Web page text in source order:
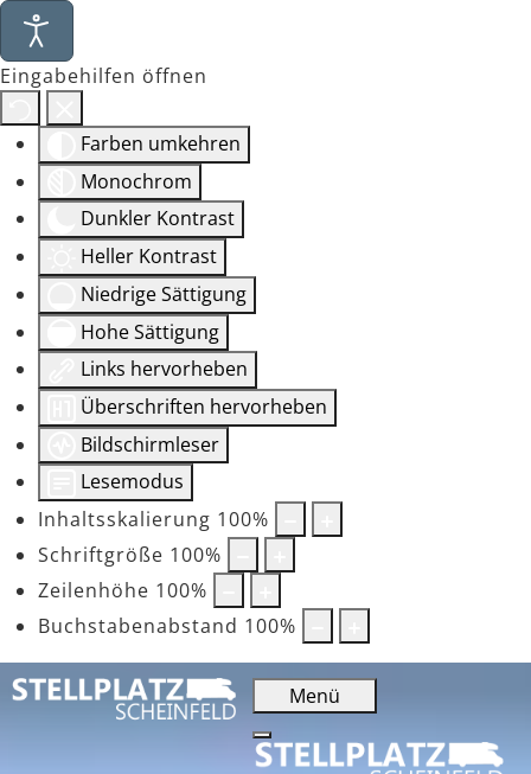
Eingabehilfen öffnen
Farben umkehren
Monochrom
Dunkler Kontrast
Heller Kontrast
Niedrige Sättigung
Hohe Sättigung
Links hervorheben
Überschriften hervorheben
Bildschirmleser
Lesemodus
Inhaltsskalierung 100%
Schriftgröße 100%
Zeilenhöhe 100%
Buchstabenabstand 100%
Menü